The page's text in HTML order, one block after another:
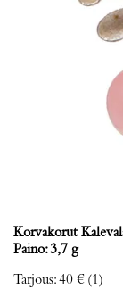
Korvakorut
Paino: 3,7 g
Tarjous:40 € (1)